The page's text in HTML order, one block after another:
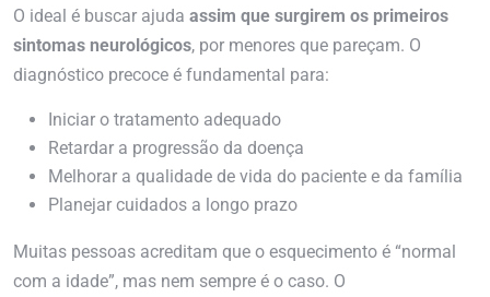
O ideal é buscar ajuda assim que surgirem os primeiros
sintomas neurológicos, por menores que pareçam. O
diagnóstico precoce é fundamental para:
Iniciar o tratamento adequado
Retardar a progressão da doença
Melhorar a qualidade de vida do paciente e da família
Planejar cuidados a longo prazo
Muitas pessoas acreditam que o esquecimento é “normal
com a idade”, mas nem sempre é o caso. O